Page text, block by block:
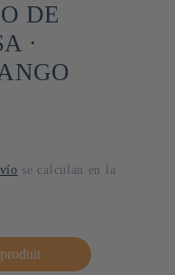
DE
⋅
se calculan en la